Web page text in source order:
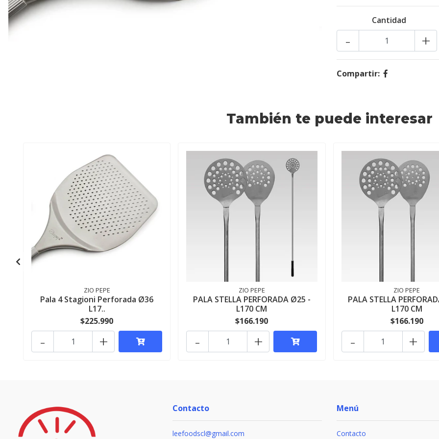
Cantidad
+
-
Compartir:
También te puede interesar
ZIO PEPE
Pala 4 Stagioni Perforada Ø36
L17..
$225.990
+
-
ZIO PEPE
PALA STELLA PERFORADA Ø25 -
L170 CM
$166.190
+
-
ZIO PEPE
PALA STELLA
L170 CM
$166.190
+
-
Contacto
leefoodscl@gmail.com
Menú
Contacto